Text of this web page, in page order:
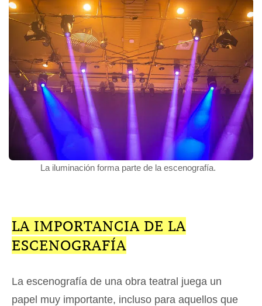
La iluminación forma parte de la escenografía.
LA IMPORTANCIA DE LA
ESCENOGRAFÍA
La escenografía de una obra teatral juega un
papel muy importante, incluso para aquellos que